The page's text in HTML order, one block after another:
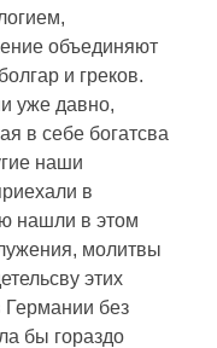
объединяют
и греков.
уже давно,
в себе богатсва
наши
в
нашли в этом
молитвы
этих
без
бы гораздо